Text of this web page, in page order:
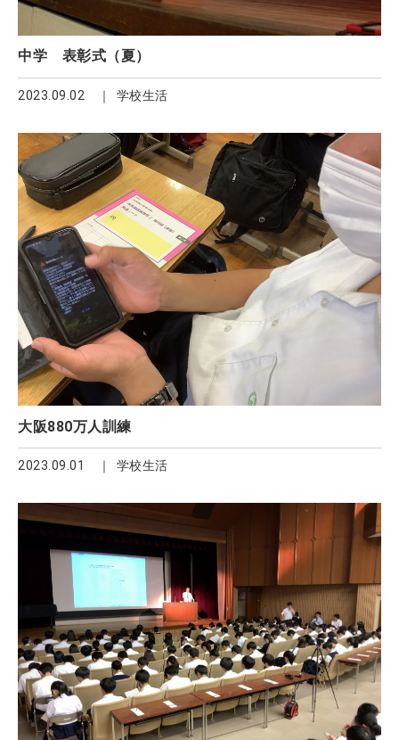
中学 表彰式（夏）
2023.09.02 学校生活
大阪880万人訓練
2023.09.01 学校生活